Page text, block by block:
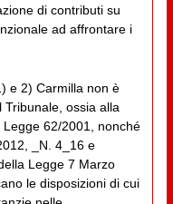
di contributi su
ad affrontare i
e 2) Carmilla non è
ossia alla
62/2001, nonché
_N. 4_16 e
Legge 7 Marzo
le disposizioni di cui